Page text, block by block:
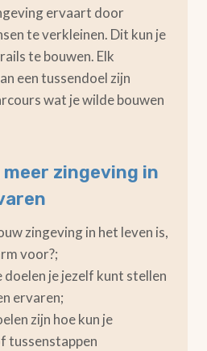
ervaart door
te verkleinen. Dit kun je
te bouwen. Elk
een tussendoel zijn
wat je wilde bouwen
meer zingeving in
zingeving in het leven is,
voor?;
doelen je jezelf kunt stellen
ervaren;
zijn hoe kun je
tussenstappen